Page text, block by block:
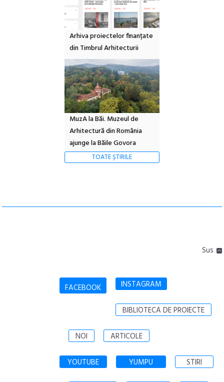
Arhiva proiectelor finanțate
din Timbrul Arhitecturii
MuzA la Băi. Muzeul de
Arhitectură din România
ajunge la Băile Govora
TOATE ȘTIRILE
Sus
FACEBOOK INSTAGRAM
BIBLIOTECA DE PROIECTE
NOI ARTICOLE
YOUTUBE YUMPU STIRI